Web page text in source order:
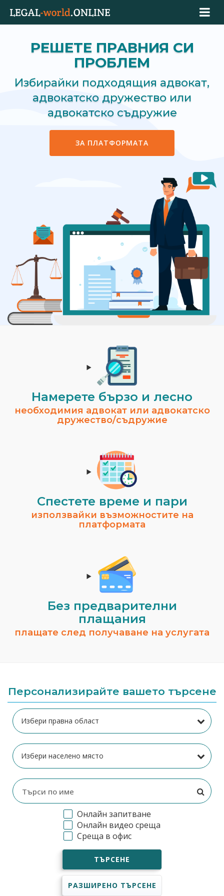
РЕШЕТЕ ПРАВНИЯ СИ
ПРОБЛЕМ
Избирайки подходящия адвокат,
адвокатско дружество или
адвокатско съдружие
ЗА ПЛАТФОРМАТА
Намерете бързо и лесно
необходимия адвокат или адвокатско
дружество/съдружие
Спестeте време и пари
използвайки възможностите на
платформата
Без предварителни
плащания
плащате след получаване на услугата
Персонализирайте вашето търсене
Онлайн запитване
Онлайн видео среща
Среща в офис
ТЪРСЕНЕ
РАЗШИРЕНО ТЪРСЕНЕ